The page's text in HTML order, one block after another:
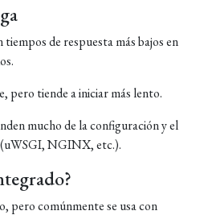
tiempos de respuesta más bajos en
pero tiende a iniciar más lento.
mucho de la configuración y el
NGINX, etc.).
pero comúnmente se usa con